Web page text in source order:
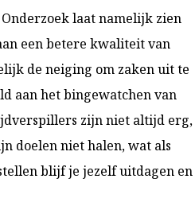
laat namelijk zien
een betere kwaliteit van
de neiging om zaken uit te
aan het bingewatchen van
zijn niet altijd erg,
doelen niet halen, wat als
blijf je jezelf uitdagen en